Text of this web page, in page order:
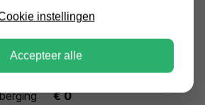
25 mm
€ 0
instellingen
Accepteer alle